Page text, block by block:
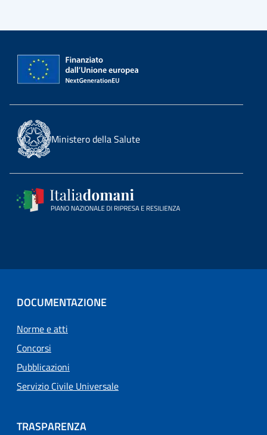
Ministero della Salute
DOCUMENTAZIONE
Norme e atti
Concorsi
Pubblicazioni
Servizio Civile Universale
TRASPARENZA